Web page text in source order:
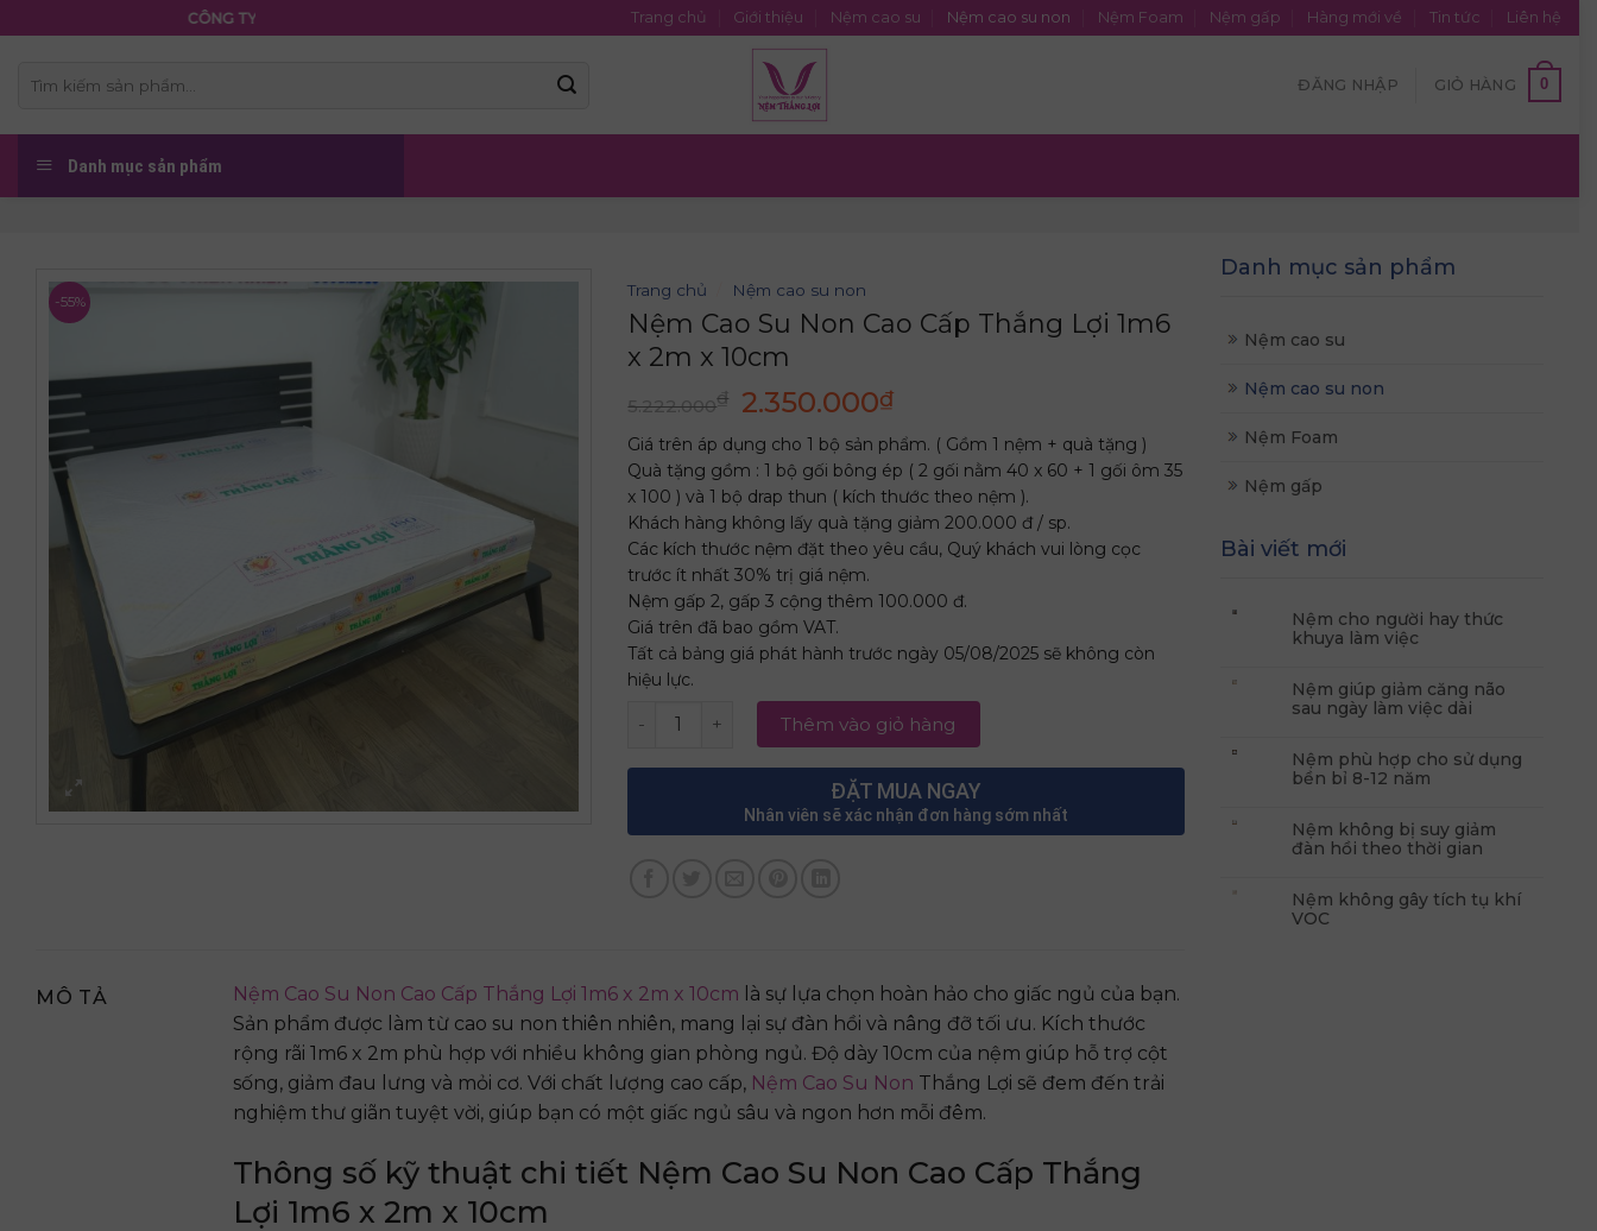
to
CÔNG TY TNHH NỆM THẮNG LỢI Trang chủ Giới thiệu Nệm cao su Nệm cao su non Nệm Foam Nệm gấp Hàng mới về Tin tức Liên hệ
kiếm:
ĐĂNG NHẬP GIỎ HÀNG 0
Danh mục sản phẩm
Danh mục sản phẩm
Nệm cao su
Nệm cao su non
Nệm Foam
Nệm gấp
Bài viết mới
Nệm cho người hay thức
khuya làm việc
Nệm giúp giảm căng não
sau ngày làm việc dài
Nệm phù hợp cho sử dụng
bền bỉ 8-12 năm
Nệm không bị suy giảm
đàn hồi theo thời gian
Nệm không gây tích tụ khí
VOC
-55%
Trang chủ Nệm cao su non
Nệm Cao Su Non Cao Cấp Thắng Lợi 1m6
x 2m x 10cm
5.222.000₫
Giá
gốc
là:
5.222.000₫.
2.350.000₫Giá
hiện
tại
là:
2.350.000₫.
Giá trên áp dụng cho 1 bộ sản phẩm. ( Gồm 1 nệm + quà tặng )
Quà tặng gồm : 1 bộ gối bông ép ( 2 gối nằm 40 x 60 + 1 gối ôm 35
x 100 ) và 1 bộ drap thun ( kích thước theo nệm ).
Khách hàng không lấy quà tặng giảm 200.000 đ / sp.
Các kích thước nệm đặt theo yêu cầu, Quý khách vui lòng cọc
trước ít nhất 30% trị giá nệm.
Nệm gấp 2, gấp 3 cộng thêm 100.000 đ.
Giá trên đã bao gồm VAT.
Tất cả bảng giá phát hành trước ngày 05/08/2025 sẽ không còn
hiệu lực.
Nệm Cao Su Non Cao Cấp Thắng Lợi 1m6 x 2m x 10cm số lượng
Thêm vào giỏ hàng
ĐẶT MUA NGAY
Nhân viên sẽ xác nhận đơn hàng sớm nhất
MÔ TẢ Nệm Cao Su Non Cao Cấp Thắng Lợi 1m6 x 2m x 10cm là sự lựa chọn hoàn hảo cho giấc ngủ của bạn.
Sản phẩm được làm từ cao su non thiên nhiên, mang lại sự đàn hồi và nâng đỡ tối ưu. Kích thước
rộng rãi 1m6 x 2m phù hợp với nhiều không gian phòng ngủ. Độ dày 10cm của nệm giúp hỗ trợ cột
sống, giảm đau lưng và mỏi cơ. Với chất lượng cao cấp, Nệm Cao Su Non Thắng Lợi sẽ đem đến trải
nghiệm thư giãn tuyệt vời, giúp bạn có một giấc ngủ sâu và ngon hơn mỗi đêm.
Thông số kỹ thuật chi tiết Nệm Cao Su Non Cao Cấp Thắng
Lợi 1m6 x 2m x 10cm